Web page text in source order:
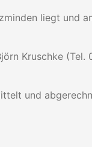
liegt und
Kruschke (Tel.
und